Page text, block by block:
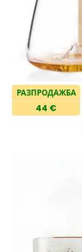
РАЗПРОДАЖБА
44 €